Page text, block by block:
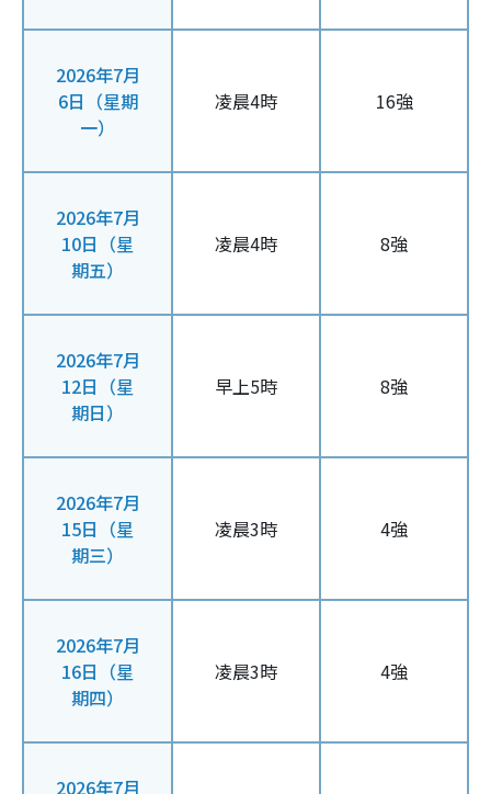
2026年7月
6日（星期
一）
凌晨4時 16強
2026年7月
10日（星
期五）
凌晨4時 8強
2026年7月
12日（星
期日）
早上5時 8強
2026年7月
15日（星
期三）
凌晨3時 4強
2026年7月
16日（星
期四）
凌晨3時 4強
2026年7月